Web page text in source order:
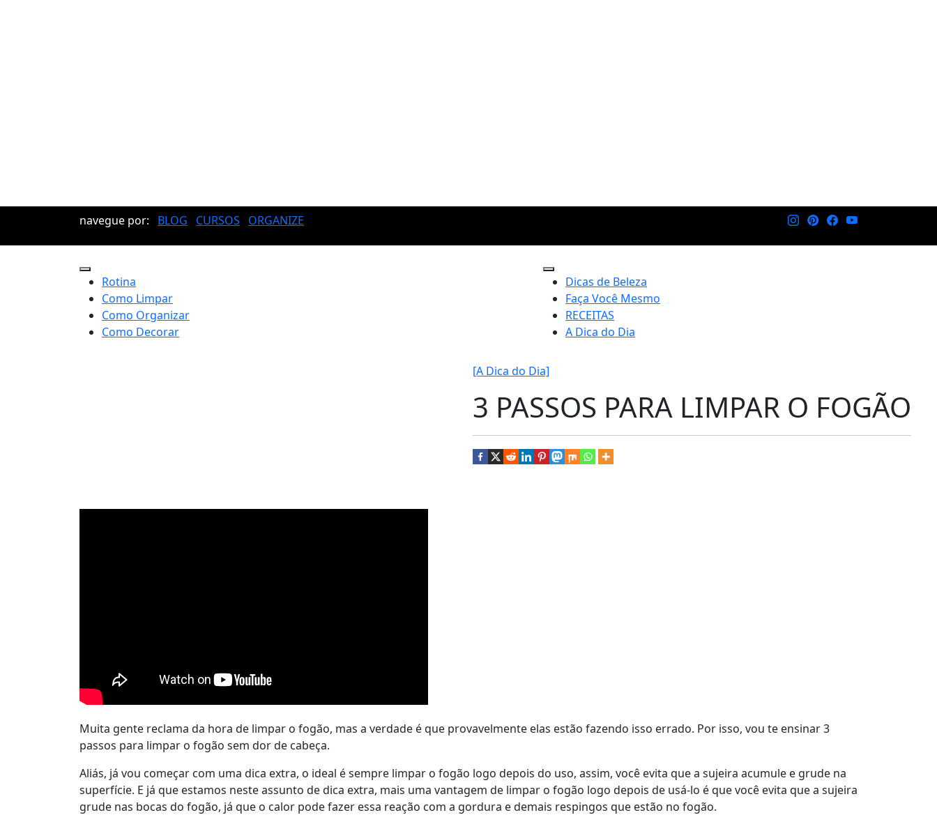
navegue por: BLOG CURSOS ORGANIZE
Rotina
Como Limpar
Como Organizar
Como Decorar
Dicas de Beleza
Faça Você Mesmo
RECEITAS
A Dica do Dia
[A Dica do Dia]
3 PASSOS PARA LIMPAR O FOGÃO
Muita gente reclama da hora de limpar o fogão, mas a verdade é que provavelmente elas estão fazendo isso errado. Por isso, vou te ensinar 3
passos para limpar o fogão sem dor de cabeça.
Aliás, já vou começar com uma dica extra, o ideal é sempre limpar o fogão logo depois do uso, assim, você evita que a sujeira acumule e grude na
superfície. E já que estamos neste assunto de dica extra, mais uma vantagem de limpar o fogão logo depois de usá-lo é que você evita que a sujeira
grude nas bocas do fogão, já que o calor pode fazer essa reação com a gordura e demais respingos que estão no fogão.